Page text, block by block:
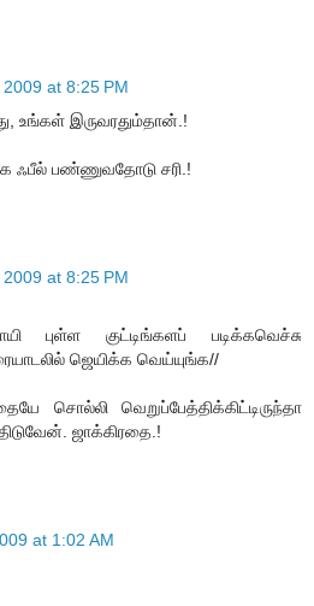
at 8:25 PM
உங்கள் இருவரதும்தான்.!
ஃபீல் பண்ணுவதோடு சரி.!
at 8:25 PM
குட்டிங்களப் படிக்கவெச்சு
ஜெயிக்க வெய்யுங்க//
சொல்லி வெறுப்பேத்திக்கிட்டிருந்தா
ஜாக்கிரதை.!
at 1:02 AM